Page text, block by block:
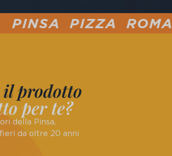
ROMANA PIZZA
prodotto
per te?
della Pinsa,
da oltre 20 anni